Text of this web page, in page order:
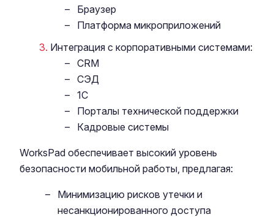
Браузер
Платформа микроприложений
Интеграция с корпоративными системами:
CRM
СЭД
1С
Порталы технической поддержки
Кадровые системы
WorksPad обеспечивает высокий уровень
безопасности мобильной работы, предлагая:
Минимизацию рисков утечки и
несанкционированного доступа